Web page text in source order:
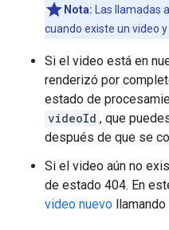
Nota: Las llamadas
cuando existe un video y
Si el video está en
renderizó por
estado de
videoId , que
después de que se
Si el video aún no
de estado 404. En
video nuevo llamando